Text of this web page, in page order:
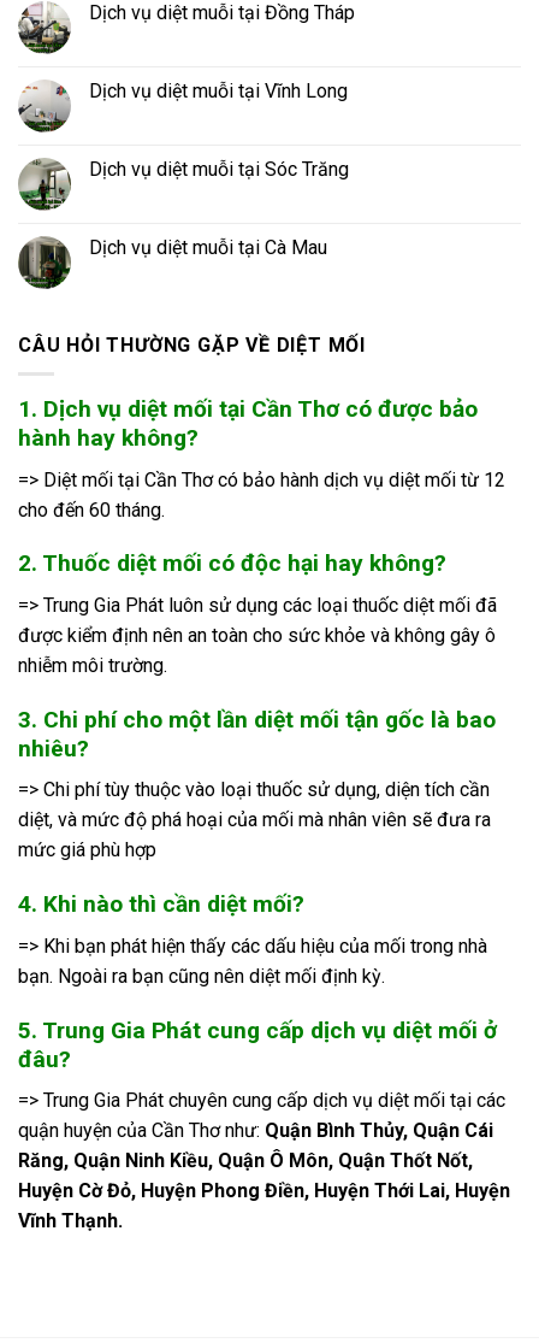
Dịch vụ diệt muỗi tại Đồng Tháp
Dịch vụ diệt muỗi tại Vĩnh Long
Dịch vụ diệt muỗi tại Sóc Trăng
Dịch vụ diệt muỗi tại Cà Mau
CÂU HỎI THƯỜNG GẶP VỀ DIỆT MỐI
1. Dịch vụ diệt mối tại Cần Thơ có được bảo
hành hay không?
=> Diệt mối tại Cần Thơ có bảo hành dịch vụ diệt mối từ 12
cho đến 60 tháng.
2. Thuốc diệt mối có độc hại hay không?
=> Trung Gia Phát luôn sử dụng các loại thuốc diệt mối đã
được kiểm định nên an toàn cho sức khỏe và không gây ô
nhiễm môi trường.
3. Chi phí cho một lần diệt mối tận gốc là bao
nhiêu?
=> Chi phí tùy thuộc vào loại thuốc sử dụng, diện tích cần
diệt, và mức độ phá hoại của mối mà nhân viên sẽ đưa ra
mức giá phù hợp
4. Khi nào thì cần diệt mối?
=> Khi bạn phát hiện thấy các dấu hiệu của mối trong nhà
bạn. Ngoài ra bạn cũng nên diệt mối định kỳ.
5. Trung Gia Phát cung cấp dịch vụ diệt mối ở
đâu?
=> Trung Gia Phát chuyên cung cấp dịch vụ diệt mối tại các
quận huyện của Cần Thơ như: Quận Bình Thủy, Quận Cái
Răng, Quận Ninh Kiều, Quận Ô Môn, Quận Thốt Nốt,
Huyện Cờ Đỏ, Huyện Phong Điền, Huyện Thới Lai, Huyện
Vĩnh Thạnh.